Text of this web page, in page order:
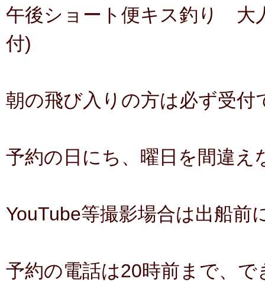
午後ショート便キス釣り 大
付)
朝の飛び入りの方は必ず受付
予約の日にち、曜日を間違
YouTube等撮影場合は出船前
予約の電話は20時前まで、